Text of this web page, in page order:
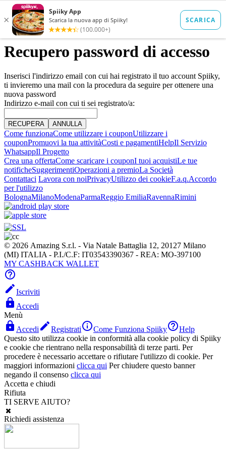
Recupero password di accesso
Inserisci l'indirizzo email con cui hai registrato il tuo account Spiiky,
ti invieremo una mail con la procedura da seguire per ottenere una
nuova password
Indirizzo e-mail con cui ti sei registrato/a:
Come funzionaCome utilizzare i couponUtilizzare i
couponPromuovi la tua attivitàCosti e pagamentiHelpIl Servizio
WhatsappIl Progetto
Crea una offertaCome scaricare i couponI tuoi acquistiLe tue
notificheSuggerimentiOperazioni a premioLa Società
Contattaci Lavora con noiPrivacyUtilizzo dei cookieF.a.q.Accordo
per l'utilizzo
BolognaMilanoModenaParmaReggio EmiliaRavennaRimini
© 2026 Amazing S.r.l. - Via Natale Battaglia 12, 20127 Milano
(MI) ITALIA - P.I./C.F: IT03543390367 - REA: MO-397100
MY CASHBACK WALLET

Iscriviti
 Accedi
Menù
 AccediRegistratiCome Funziona SpiikyHelp
Questo sito utilizza cookie in conformità alla cookie policy di Spiiky
e cookie che rientrano nella responsabilità di terze parti. Per
procedere è necessario accettare o rifiutare l'utilizzo di cookie. Per
maggiori informazioni clicca qui Per chiudere questo banner
negando il consenso clicca qui
Accetta e chiudi
Rifiuta
TI SERVE AIUTO?
Richiedi assistenza